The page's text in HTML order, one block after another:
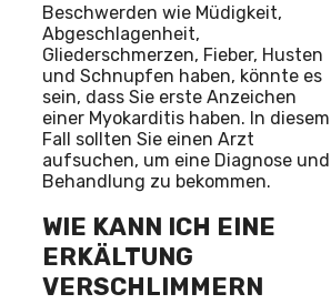
Beschwerden wie Müdigkeit,
Abgeschlagenheit,
Gliederschmerzen, Fieber, Husten
und Schnupfen haben, könnte es
sein, dass Sie erste Anzeichen
einer Myokarditis haben. In diesem
Fall sollten Sie einen Arzt
aufsuchen, um eine Diagnose und
Behandlung zu bekommen.
WIE KANN ICH EINE
ERKÄLTUNG
VERSCHLIMMERN